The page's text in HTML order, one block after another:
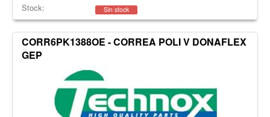
Stock: Sin stock
CORR6PK1388OE - CORREA POLI V DONAFLEX
GEP